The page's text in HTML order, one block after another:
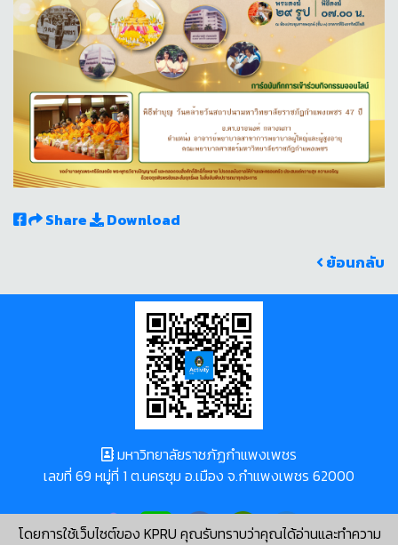
Share
Download
ย้อนกลับ
โดยการใช้เว็บไซต์ของ KPRU คุณรับทราบว่าคุณได้อ่านและทำความ
มหาวิทยาลัยราชภัฏกำแพงเพชร
เลขที่ 69 หมู่ที่ 1 ต.นครชุม อ.เมือง จ.กำแพงเพชร 62000